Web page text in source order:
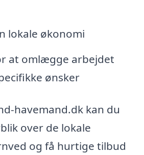
lokale økonomi
at omlægge arbejdet
ønsker
havemand.dk kan du
over de lokale
og få hurtige tilbud